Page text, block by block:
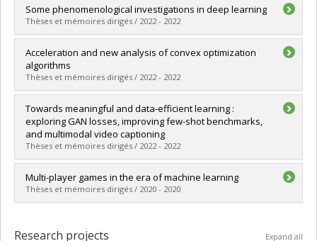
Graduate :Le Priol, Rémi
Cycle : Doctoral
Grade :Ph. D.
Lien vers le document dans Papyrus
Some phenomenological investigations in deep learning
Thèses et mémoires dirigés / 2022 - 2022
Graduate :Baratin, Aristide
Cycle :Doctoral
Grade :Ph. D.
Lien vers le document dans Papyrus
Acceleration and new analysis of convex optimization
algorithms
Thèses et mémoires dirigés / 2022 - 2022
Graduate :Liu, Lewis
Cycle :Master's
Grade :M. Sc.
Lien vers le document dans Papyrus
Towards meaningful and data-efficient learning :
exploring GAN losses, improving few-shot benchmarks,
and multimodal video captioning
Thèses et mémoires dirigés / 2022 - 2022
Graduate : Huang, Gabriel
Cycle : Doctoral
Grade :Ph. D.
Multi-player games in the era of machine learning
Thèses et mémoires dirigés / 2020 - 2020
Cycle :Doctoral
Research projects Expand all